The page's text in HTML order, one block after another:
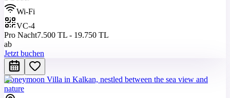
Wi-Fi
VC-4
Pro Nacht7.500 TL - 19.750 TL
ab
Jetzt buchen
Honeymoon Villa in Kalkan, nestled between the sea view and
nature